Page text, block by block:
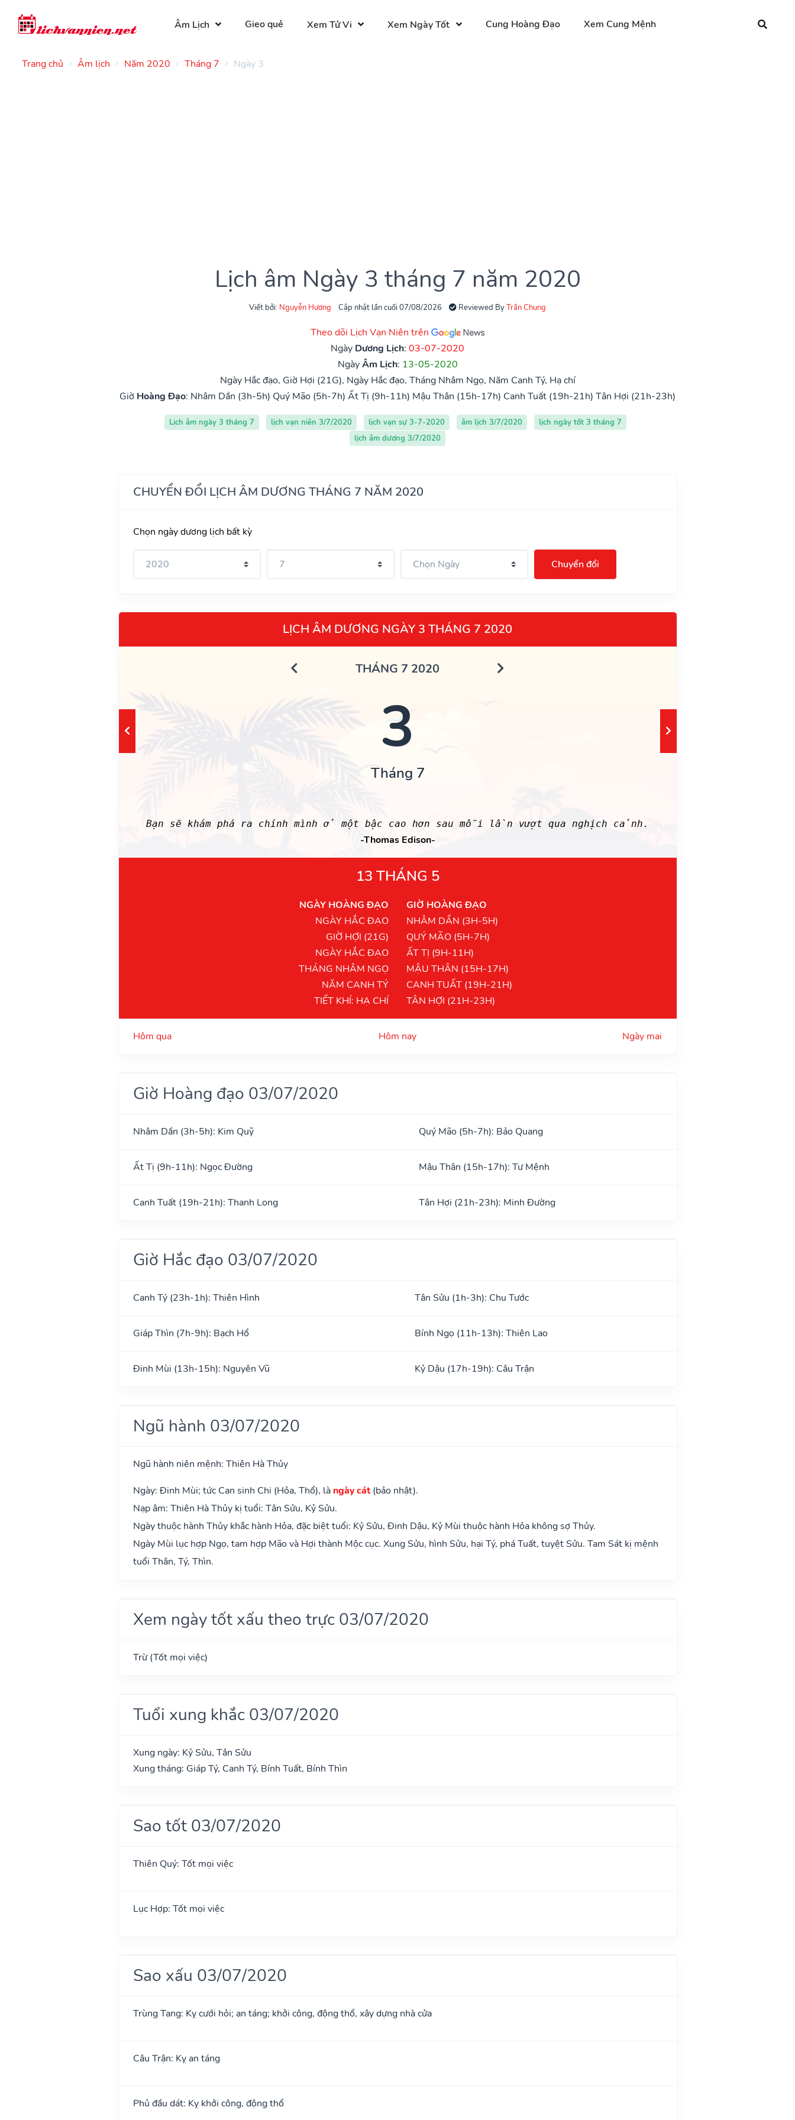
Âm Lịch Gieo quẻ Xem Tử Vi Xem Ngày Tốt Cung Hoàng Đạo Xem Cung Mệnh
Trang chủ Âm lịch Năm 2020 Tháng 7 Ngày 3
Lịch âm Ngày 3 tháng 7 năm 2020
Viết bởi: Nguyễn Hương Cập nhật lần cuối 07/08/2026 Reviewed ByTrần Chung
Theo dõi Lịch Vạn Niên trên
Ngày Dương Lịch: 03-07-2020
NgàyÂm Lịch: 13-05-2020
Ngày Hắc đạo, Giờ Hợi (21G), Ngày Hắc đạo, Tháng Nhâm Ngọ, Năm Canh Tý, Hạ chí
Giờ Hoàng Đạo: Nhâm Dần (3h-5h) Quý Mão (5h-7h) Ất Tị (9h-11h) Mậu Thân (15h-17h) Canh Tuất (19h-21h) Tân Hợi (21h-23h)
Lịch âm ngày 3 tháng 7 lịch vạn niên 3/7/2020 lịch vạn sự 3-7-2020 âm lịch 3/7/2020
lịch ngày tốt 3 tháng 7
lịch âm dương 3/7/2020
CHUYỂN ĐỔI LỊCH ÂM DƯƠNG THÁNG 7 NĂM 2020
Chọn ngày dương lịch bất kỳ
Chuyển đổi
LỊCH ÂM DƯƠNG NGÀY 3 THÁNG 7 2020
THÁNG 7 2020
3
Tháng 7
Bạn sẽ khám phá ra chính mình ở một bậc cao hơn sau mỗi lần vượt qua nghịch cảnh.
-Thomas Edison-
13 THÁNG 5
NGÀY HOÀNG ĐẠO
NGÀY HẮC ĐẠO
GIỜ HỢI (21G)
NGÀY HẮC ĐẠO
THÁNG NHÂM NGỌ
NĂM CANH TÝ
TIẾT KHÍ: HẠ CHÍ
GIỜ HOÀNG ĐẠO
NHÂM DẦN (3H-5H)
QUÝ MÃO (5H-7H)
ẤT TỊ (9H-11H)
MẬU THÂN (15H-17H)
CANH TUẤT (19H-21H)
TÂN HỢI (21H-23H)
Hôm qua Hôm nay Ngày mai
Giờ Hoàng đạo 03/07/2020
Nhâm Dần (3h-5h): Kim Quỹ Quý Mão (5h-7h): Bảo Quang
Ất Tị (9h-11h): Ngọc Đường Mậu Thân (15h-17h): Tư Mệnh
Canh Tuất (19h-21h): Thanh Long Tân Hợi (21h-23h): Minh Đường
Giờ Hắc đạo 03/07/2020
Canh Tý (23h-1h): Thiên Hình Tân Sửu (1h-3h): Chu Tước
Giáp Thìn (7h-9h): Bạch Hổ Bính Ngọ (11h-13h): Thiên Lao
Đinh Mùi (13h-15h): Nguyên Vũ Kỷ Dậu (17h-19h): Câu Trận
Ngũ hành 03/07/2020
Ngũ hành niên mệnh: Thiên Hà Thủy
Ngày: Đinh Mùi; tức Can sinh Chi (Hỏa, Thổ), là ngày cát(bảo nhật).
Nạp âm: Thiên Hà Thủy kị tuổi: Tân Sửu, Kỷ Sửu.
Ngày thuộc hành Thủy khắc hành Hỏa, đặc biệt tuổi: Kỷ Sửu, Đinh Dậu, Kỷ Mùi thuộc hành Hỏa không sợ Thủy.
Ngày Mùi lục hợp Ngọ, tam hợp Mão và Hợi thành Mộc cục. Xung Sửu, hình Sửu, hại Tý, phá Tuất, tuyệt Sửu. Tam Sát kị mệnh
tuổi Thân, Tý, Thìn.
Xem ngày tốt xấu theo trực 03/07/2020
Trừ (Tốt mọi việc)
Tuổi xung khắc 03/07/2020
Xung ngày: Kỷ Sửu, Tân Sửu
Xung tháng: Giáp Tý, Canh Tý, Bính Tuất, Bính Thìn
Sao tốt 03/07/2020
Thiên Quý: Tốt mọi việc
Lục Hợp: Tốt mọi việc
Sao xấu 03/07/2020
Trùng Tang: Kỵ cưới hỏi; an táng; khởi công, động thổ, xây dựng nhà cửa
Câu Trận: Kỵ an táng
Phủ đầu dát: Kỵ khởi công, động thổ